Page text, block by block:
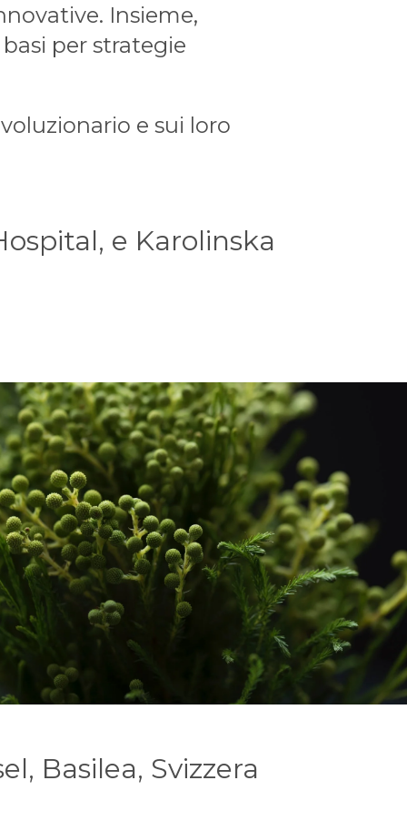
Insieme,
per strategie
e sui loro
e Karolinska
Basilea, Svizzera